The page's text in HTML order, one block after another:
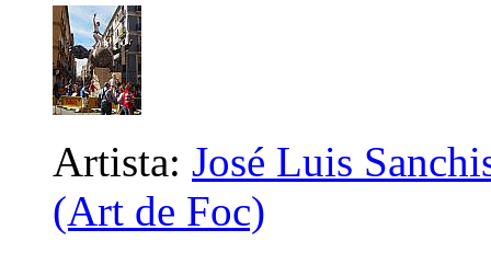
Artista: José Luis
(Art de Foc)